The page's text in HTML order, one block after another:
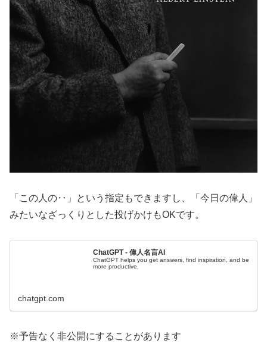
「この人の‥」という指定もできますし、「今日の偉人」
みたいなざっくりとした投げかけもOKです。
ChatGPT - 偉人名言AI
ChatGPT helps you get answers, find inspiration, and be
more productive.
chatgpt.com
※予告なく非公開にすることがあります